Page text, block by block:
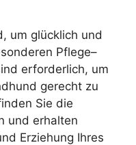
um glücklich und
Pflege–
erforderlich, um
gerecht zu
Sie die
und erhalten
Erziehung Ihres